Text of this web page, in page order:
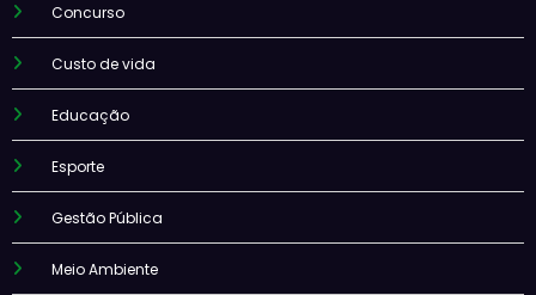
Concurso
Custo de vida
Educação
Esporte
Gestão Pública
Meio Ambiente